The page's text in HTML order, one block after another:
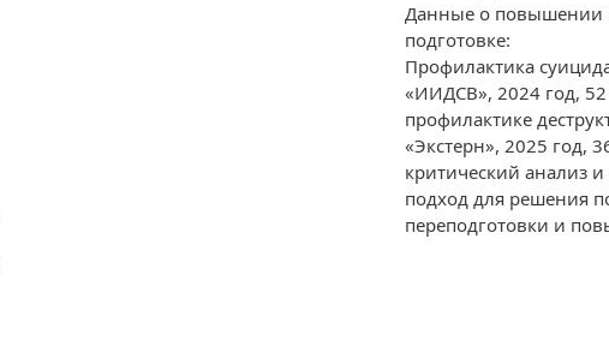
Данные о повышении
подготовке:
Профилактика
«ИИДСВ», 2024 год,
профилактике
«Экстерн», 2025 год,
критический анализ
подход для решения
переподготовки и